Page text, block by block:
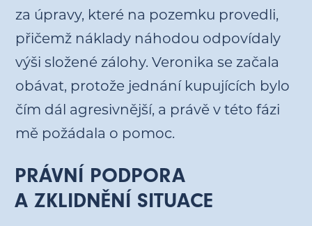
za úpravy, které na pozemku provedli,
přičemž náklady náhodou odpovídaly
výši složené zálohy. Veronika se začala
obávat, protože jednání kupujících bylo
čím dál agresivnější, a právě v této fázi
mě požádala o pomoc.
PRÁVNÍ PODPORA
A ZKLIDNĚNÍ SITUACE